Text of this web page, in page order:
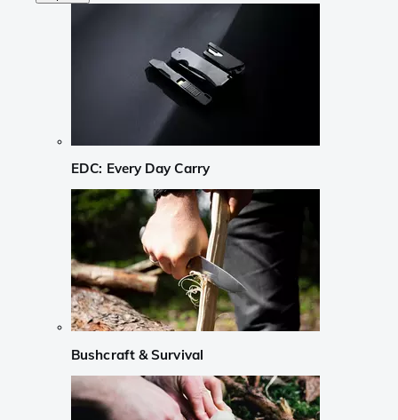
EDC: Every Day Carry
Bushcraft & Survival